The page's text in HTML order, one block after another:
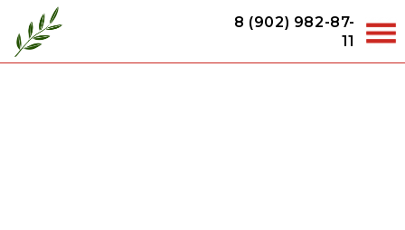
8 (902) 982-87-
11